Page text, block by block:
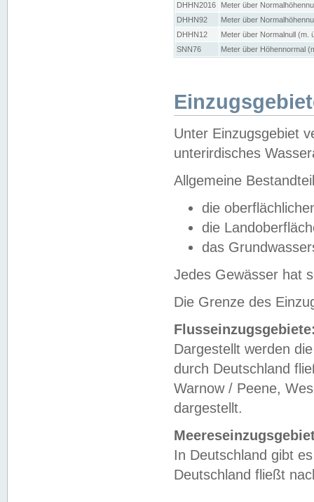
DHHN2016
Meter über
DHHN92
Meter über
DHHN12
Meter über Normalnull (m.
SNN76
Meter über Höhennormal
Unter Einzugsgebiet
unterirdisches
Allgemeine
die
die
das
Jedes Gewässer hat
Die Grenze des
Dargestellt werden
durch Deutschland
Warnow / Peene,
dargestellt.
In Deutschland gibt
Deutschland fließt